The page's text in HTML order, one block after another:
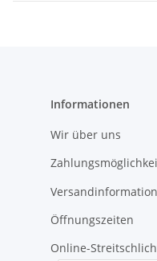
Informationen
Wir über uns
Öffnungszeiten
Online-